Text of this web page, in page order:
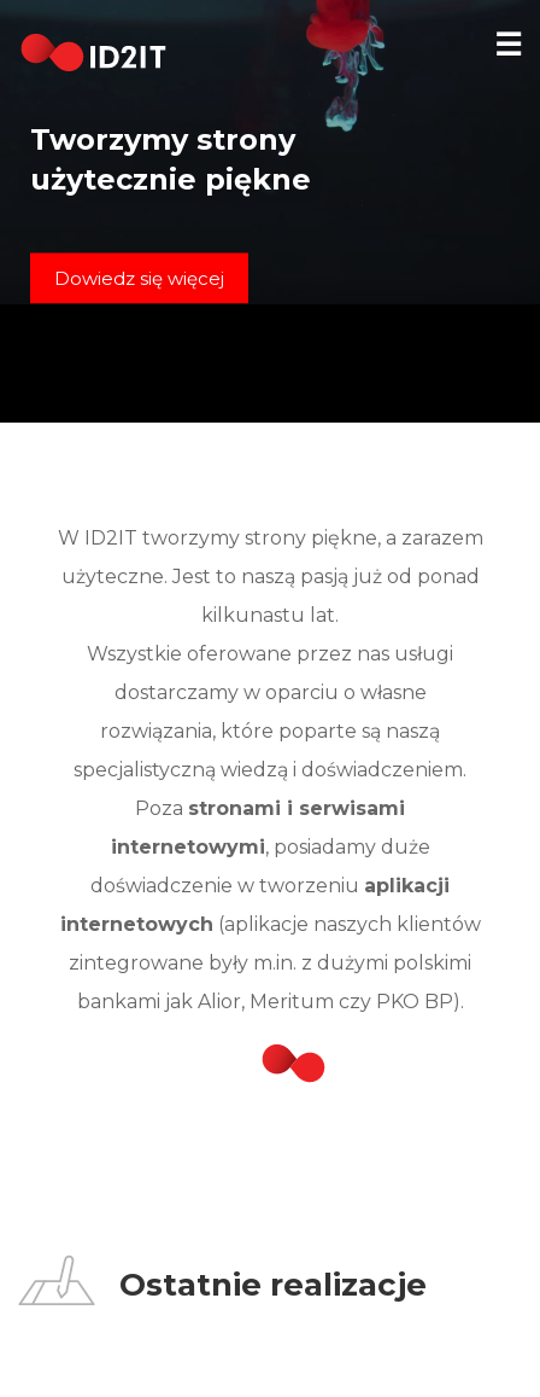
REALIZACJE
DOMENY
KONTAKT
☰
Tworzymy strony
użytecznie piękne
Dowiedz się więcej
W ID2IT tworzymy strony piękne, a zarazem
użyteczne. Jest to naszą pasją już od ponad
kilkunastu lat.
Wszystkie oferowane przez nas usługi
dostarczamy w oparciu o własne
rozwiązania, które poparte są naszą
specjalistyczną wiedzą i doświadczeniem.
Poza stronami i serwisami
internetowymi, posiadamy duże
doświadczenie w tworzeniu aplikacji
internetowych (aplikacje naszych klientów
zintegrowane były m.in. z dużymi polskimi
bankami jak Alior, Meritum czy PKO BP).
Ostatnie realizacje